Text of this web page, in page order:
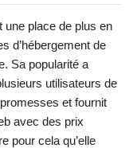
une place de plus en
d’hébergement de
Sa popularité a
utilisateurs de
et fournit
avec des prix
pour cela qu’elle